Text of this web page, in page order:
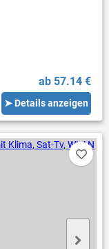
ab 57.14 €
➤ Details anzeigen